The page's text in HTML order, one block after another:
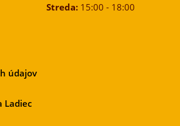
Streda:15:00 - 18:00
údajov
Ladiec